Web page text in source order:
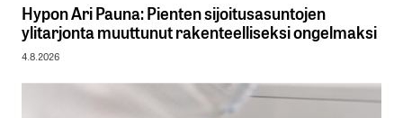
Hypon Ari Pauna: Pienten sijoitusasuntojen
ylitarjonta muuttunut rakenteelliseksi ongelmaksi
4.8.2026